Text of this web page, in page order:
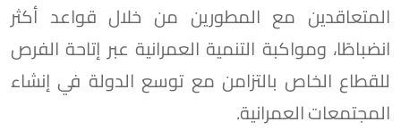
المتعاقدين مع المطورين من خلال قواعد أكثر
انضباطًا، ومواكبة التنمية العمرانية عبر إتاحة الفرص
للقطاع الخاص بالتزامن مع توسع الدولة في إنشاء
المجتمعات العمرانية.